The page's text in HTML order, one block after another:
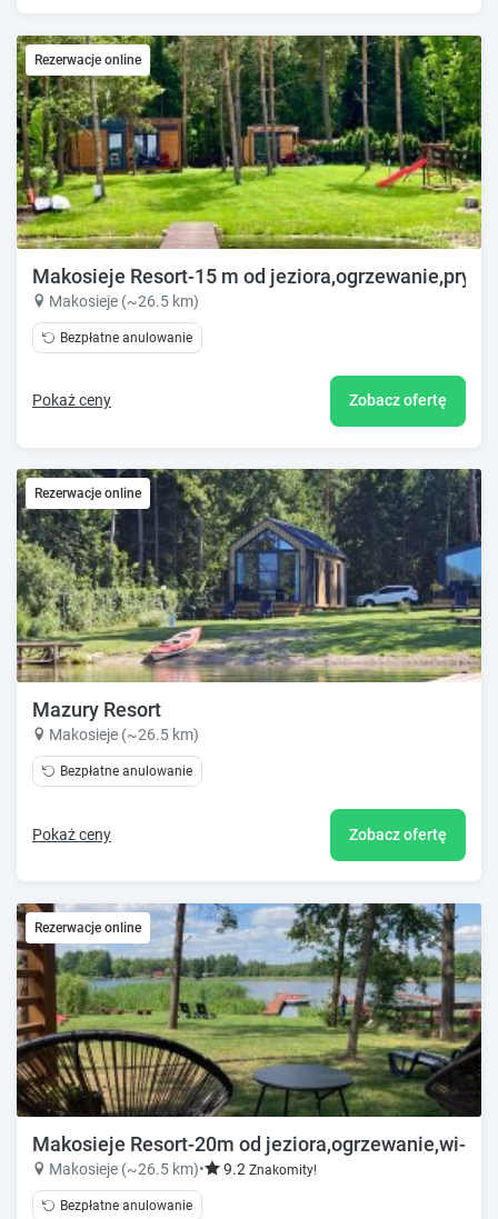
Rezerwacje online
Makosieje Resort-15 m od
Makosieje (~26.5 km)
Bezpłatne anulowanie
Pokaż ceny Zobacz ofertę
Rezerwacje online
Mazury Resort
Makosieje (~26.5 km)
Bezpłatne anulowanie
Pokaż ceny Zobacz ofertę
Rezerwacje online
Makosieje Resort-20m od jeziora,ogrzewanie,wi-fi
Makosieje (~26.5 km)• 9.2 Znakomity!
Bezpłatne anulowanie